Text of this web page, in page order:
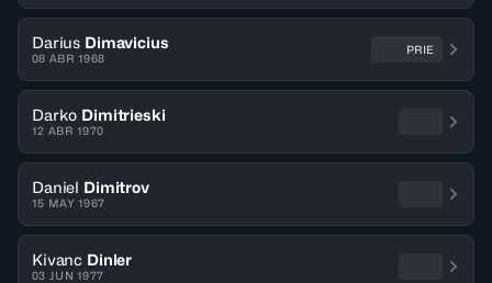
Darius Dimavicius
08 ABR 1968
PRIE
Darko Dimitrieski
12 ABR 1970
Daniel Dimitrov
15 MAY 1967
Kivanc Dinler
03 JUN 1977